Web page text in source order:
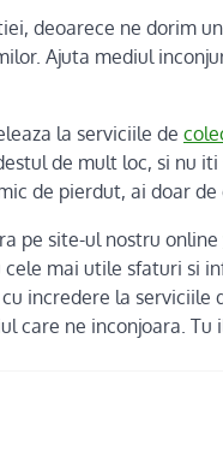
deoarece ne dorim
Ajuta mediul
la serviciile de
de mult loc, si nu
de pierdut, ai doar
pe site-ul nostru online
mai utile sfaturi si
incredere la
care ne inconjoara. Tu